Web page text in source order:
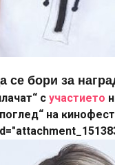
ce бopи зa
c yчacтиeтo
нa